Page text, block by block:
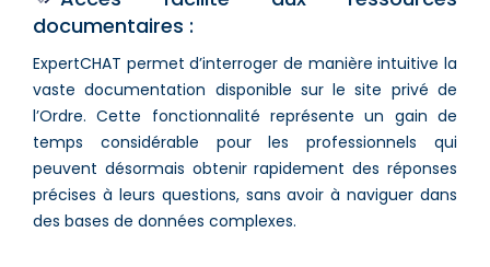
documentaires :
ExpertCHAT permet d’interroger de manière intuitive la
vaste documentation disponible sur le site privé de
l’Ordre. Cette fonctionnalité représente un gain de
temps considérable pour les professionnels qui
peuvent désormais obtenir rapidement des réponses
précises à leurs questions, sans avoir à naviguer dans
des bases de données complexes.